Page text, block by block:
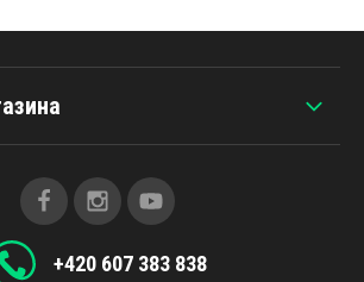
+420 607 383 838